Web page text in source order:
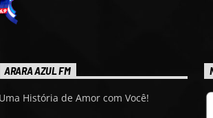
ARARA AZUL FM
Uma História de Amor com Você!